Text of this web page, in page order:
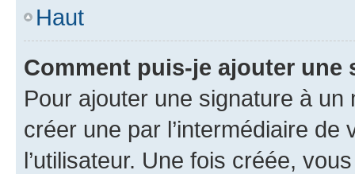
Haut
Comment puis-je ajouter une
Pour ajouter une signature à un
créer une par l’intermédiaire
l’utilisateur. Une fois créée,